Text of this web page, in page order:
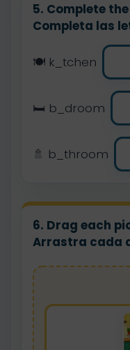
5. Complete
Completa las
🍽️ k_tchen
🛏️ b_droom
🚿 b_throom
6. Drag each
Arrastra cada